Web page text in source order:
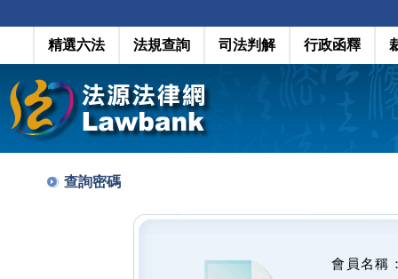
精選六法 法規查詢 司法判解 行政函釋
查詢密碼
會員名稱